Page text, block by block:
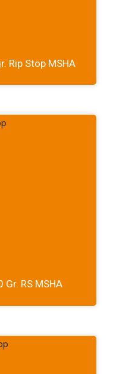
Rip Stop MSHA
Gr. RS MSHA